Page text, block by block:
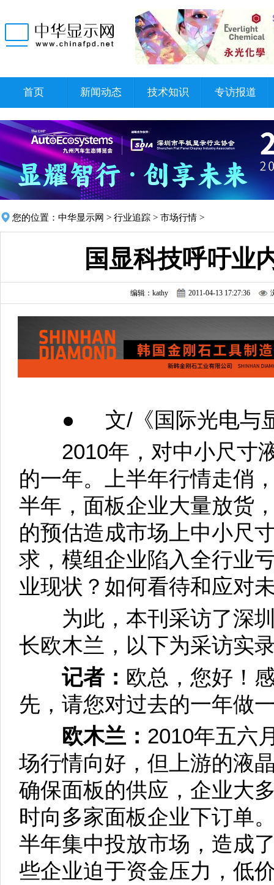
首页 新闻动态 技术知识 专访报道
您的位置： 中华显示网 > 行业追踪 > 市场行情 >
国显科技呼吁业
编辑：kathy 2011-04-13 17:27:36
● 文/《国际光电与显
2010年，对中小尺寸
的一年。上半年行情走俏
半年，面板企业大量放货
的预估造成市场上中小尺
求，模组企业陷入全行业
业现状？如何看待和应对
为此，本刊采访了深圳
长欧木兰，以下为采访实
记者： 欧总，您好！
先，请您对过去的一年做
欧木兰： 2010年五六
场行情向好，但上游的液
确保面板的供应，企业大
时向多家面板企业下订单
半年集中投放市场，造成
些企业迫于资金压力，低